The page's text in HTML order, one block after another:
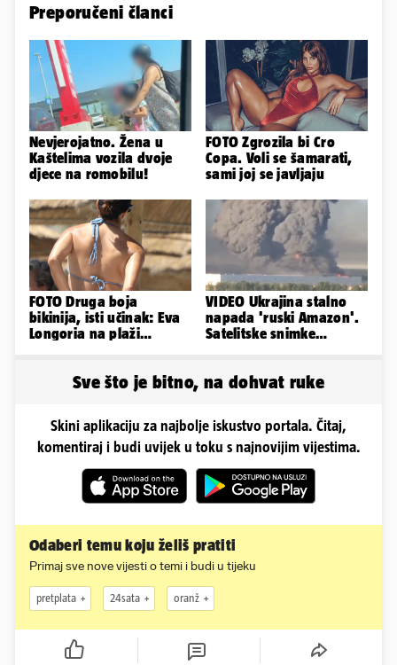
Preporučeni članci
Nevjerojatno. Žena u
Kaštelima vozila dvoje
djece na romobilu!
FOTO Zgrozila bi Cro
Copa. Voli se šamarati,
sami joj se javljaju
FOTO Druga boja
bikinija, isti učinak: Eva
Longoria na plaži
VIDEO Ukrajina stalno
napada 'ruski Amazon'.
Satelitske snimke
Sve što je bitno, na dohvat ruke
Skini aplikaciju za najbolje iskustvo portala. Čitaj,
komentiraj i budi uvijek u toku s najnovijim vijestima.
Odaberi temu koju želiš pratiti
Primaj sve nove vijesti o temi i budi u tijeku
pretplata 24sata oranž